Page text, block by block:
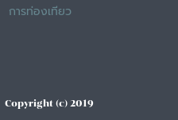
การท่องเทียว
Copyright (c) 2019